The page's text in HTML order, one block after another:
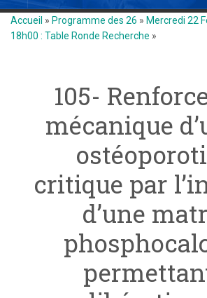
Accueil » Programme des 26 » Mercredi 22
18h00 : Table Ronde Recherche »
105-
mécanique
critique par
d’une